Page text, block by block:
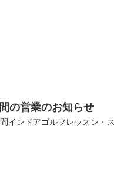
の営業のお知らせ
インドアゴルフレッスン・